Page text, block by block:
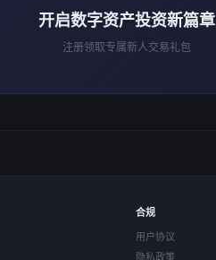
开启数字资产投资新篇章
注册领取专属新人交易礼包
合规
用户协议
隐私政策